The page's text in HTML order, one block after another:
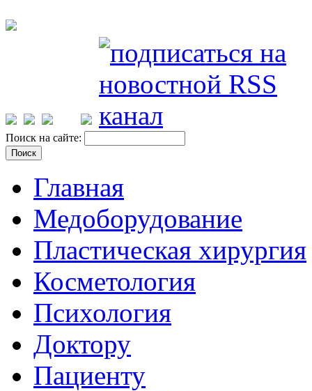
Поиск на сайте:
Главная
Медоборудование
Пластическая хирургия
Косметология
Психология
Доктору
Пациенту